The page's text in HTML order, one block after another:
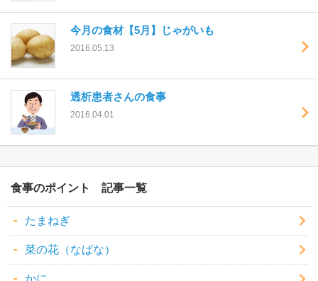
今月の食材【5月】じゃがいも
2016.05.13
透析患者さんの食事
2016.04.01
食事のポイント
たまねぎ
菜の花（なばな）
かに